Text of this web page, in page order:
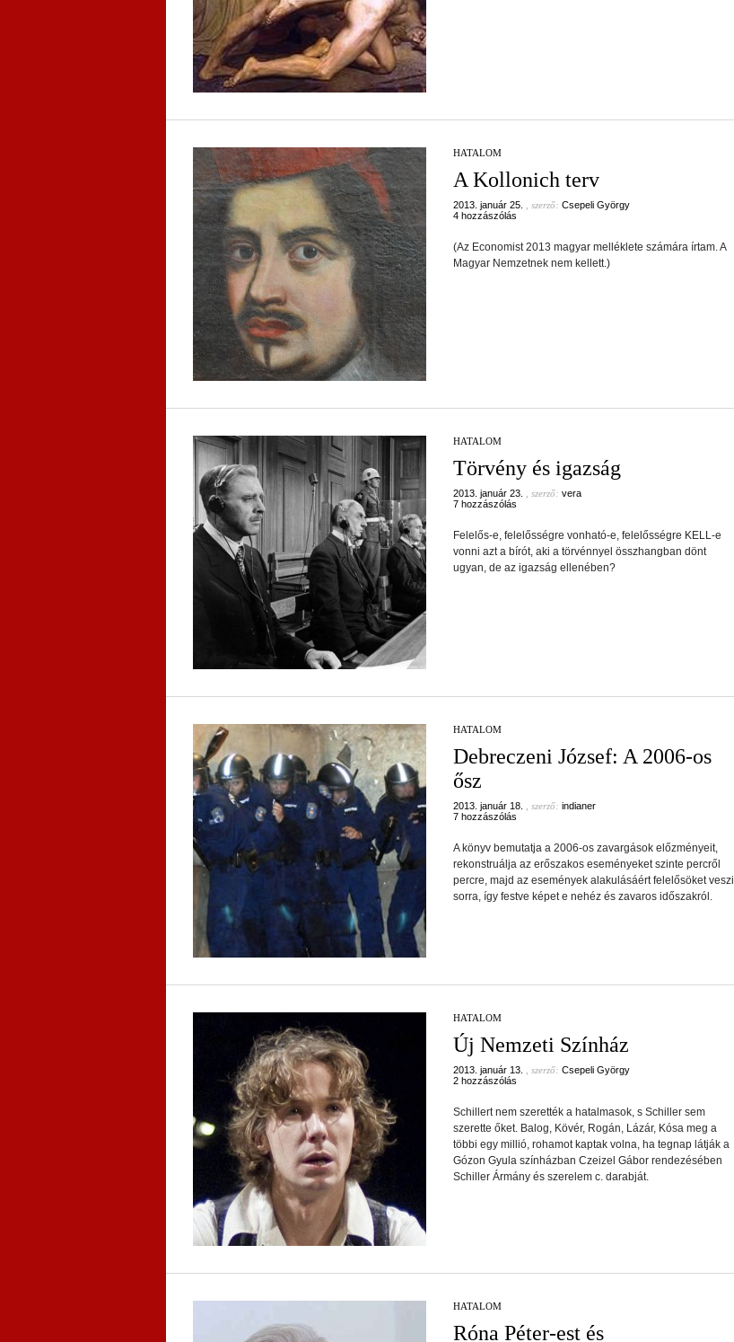
HATALOM
A Kollonich terv
2013. január 25. , szerző: Csepeli György
4 hozzászólás
(Az Economist 2013 magyar melléklete számára írtam. A
Magyar Nemzetnek nem kellett.)
HATALOM
Törvény és igazság
2013. január 23. , szerző: vera
7 hozzászólás
Felelős-e, felelősségre vonható-e, felelősségre KELL-e
vonni azt a bírót, aki a törvénnyel összhangban dönt
ugyan, de az igazság ellenében?
HATALOM
Debreczeni József: A 2006-os
ősz
2013. január 18. , szerző: indianer
7 hozzászólás
A könyv bemutatja a 2006-os zavargások előzményeit,
rekonstruálja az erőszakos eseményeket szinte percről
percre, majd az események alakulásáért felelősöket veszi
sorra, így festve képet e nehéz és zavaros időszakról.
HATALOM
Új Nemzeti Színház
2013. január 13. , szerző: Csepeli György
2 hozzászólás
Schillert nem szerették a hatalmasok, s Schiller sem
szerette őket. Balog, Kövér, Rogán, Lázár, Kósa meg a
többi egy millió, rohamot kaptak volna, ha tegnap látják a
Gózon Gyula színházban Czeizel Gábor rendezésében
Schiller Ármány és szerelem c. darabját.
HATALOM
Róna Péter-est és